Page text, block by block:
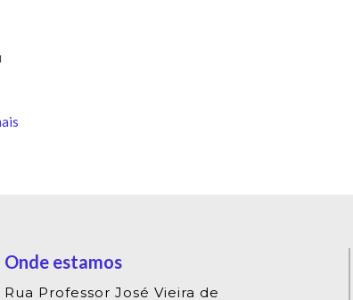
Onde estamos
Rua Professor José Vieira de